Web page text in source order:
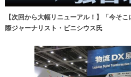
【次回から大幅リニューアル！】「今そ
際ジャーナリスト・ビニシウス氏